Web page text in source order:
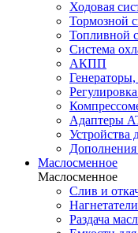
Ходовая
Тормозной
Топливной
Система
АКПП
Генераторы,
Адаптеры
Устройства
Дополнения
Маслосменное
Маслосменное
Слив и
Раздача